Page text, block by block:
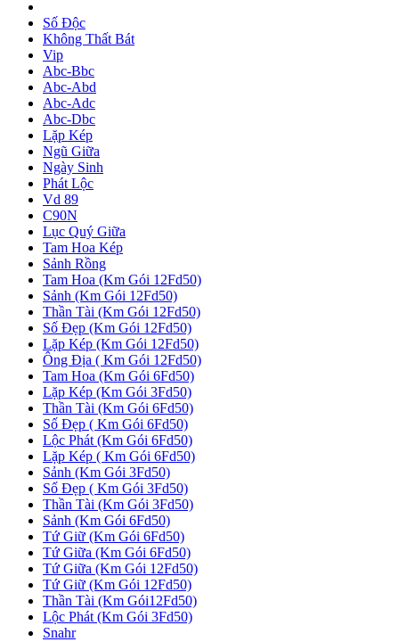
Số Độc
Không Thất Bát
Vip
Abc-Bbc
Abc-Abd
Abc-Adc
Abc-Dbc
Lặp Kép
Ngũ Giữa
Ngày Sinh
Phát Lộc
Vd 89
C90N
Lục Quý Giữa
Tam Hoa Kép
Sảnh Rồng
Tam Hoa (Km Gói 12Fd50)
Sảnh (Km Gói 12Fd50)
Thần Tài (Km Gói 12Fd50)
Số Đẹp (Km Gói 12Fd50)
Lặp Kép (Km Gói 12Fd50)
Ông Địa ( Km Gói 12Fd50)
Tam Hoa (Km Gói 6Fd50)
Lặp Kép (Km Gói 3Fd50)
Thần Tài (Km Gói 6Fd50)
Số Đẹp ( Km Gói 6Fd50)
Lộc Phát (Km Gói 6Fd50)
Lặp Kép ( Km Gói 6Fd50)
Sảnh (Km Gói 3Fd50)
Số Đẹp ( Km Gói 3Fd50)
Thần Tài (Km Gói 3Fd50)
Sảnh (Km Gói 6Fd50)
Tứ Giữ (Km Gói 6Fd50)
Tứ Giữa (Km Gói 6Fd50)
Tứ Giữa (Km Gói 12Fd50)
Tứ Giữ (Km Gói 12Fd50)
Thần Tài (Km Gói12Fd50)
Lộc Phát (Km Gói 3Fd50)
Snahr